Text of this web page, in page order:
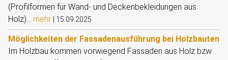
(Profilformen für Wand- und Deckenbekleidungen aus
Holz)... mehr 15.09.2025
Möglichkeiten der Fassadenausführung bei Holzbauten
Im Holzbau kommen vorwiegend Fassaden aus Holz bzw.